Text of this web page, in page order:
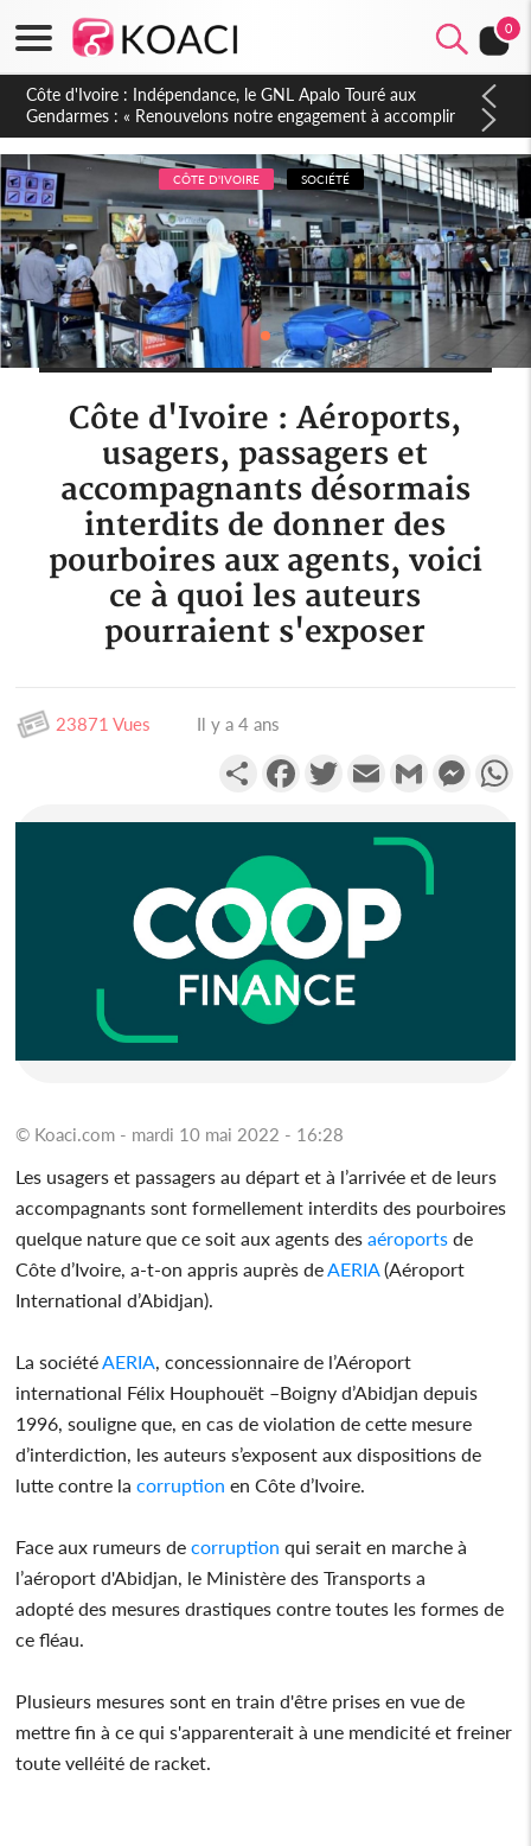
0
Sierra Leone : Un projet de réforme constitutionnelle en
gestation, points clés des amendements, un exclu d'avance
CÔTE D'IVOIRE SOCIÉTÉ
Côte d'Ivoire : Aéroports,
usagers, passagers et
accompagnants désormais
interdits de donner des
pourboires aux agents, voici
ce à quoi les auteurs
pourraient s'exposer
23871 Vues Il y a 4 ans
PartagerFacebookTwitterEmail Gmail
© Koaci.com - mardi 10 mai 2022 - 16:28
Les usagers et passagers au départ et à l’arrivée et de leurs
accompagnants sont formellement interdits des pourboires
quelque nature que ce soit aux agents desaéroports de
Côte d’Ivoire, a-t-on appris auprès de AERIA (Aéroport
International d’Abidjan).
La société AERIA , concessionnaire de l’Aéroport
international Félix Houphouët –Boigny d’Abidjan depuis
1996, souligne que, en cas de violation de cette mesure
d’interdiction, les auteurs s’exposent aux dispositions de
lutte contre lacorruption en Côte d’Ivoire.
Face aux rumeurs decorruption qui serait en marche à
l’aéroport d'Abidjan, le Ministère des Transports a
adopté des mesures drastiques contre toutes les formes de
ce fléau.
Plusieurs mesures sont en train d'être prises en vue de
mettre fin à ce qui s'apparenterait à une mendicité et freiner
toute velléité de racket.